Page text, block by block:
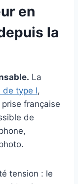
en
la
La
de type I,
française
de
tension : le